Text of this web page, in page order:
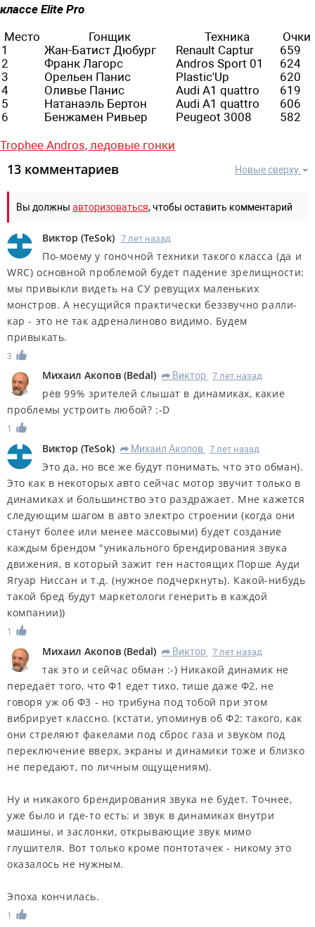
классе Elite Pro
Место
Гонщик Техника
Очки
1
Жан-Батист Дюбург Renault Captur
659
2
Франк Лагорс Andros Sport 01
624
3
Орельен Панис Plastiс'Up
620
4
Оливье Панис Audi A1 quattro
619
5
Натанаэль Бертон Audi A1 quattro
606
6
Бенжамен Ривьер Peugeot 3008
582
Trophee Andros, ледовые гонки
Новые сверху
13 комментариев
Вы должны авторизоваться, чтобы оставить комментарий
Виктор (TeSok) 7 лет назад
По-моему у гоночной техники такого класса (да и
WRC) основной проблемой будет падение зрелищности:
мы привыкли видеть на СУ ревущих маленьких
монстров. А несущийся практически беззвучно ралли-
кар - это не так адреналиново видимо. Будем
привыкать.
3
Михаил Акопов (Bedal) R Виктор 7 лет назад
рёв 99% зрителей слышат в динамиках, какие
проблемы устроить любой? :-D
1
Виктор (TeSok) R Михаил Акопов 7 лет назад
Это да, но все же будут понимать, что это обман).
Это как в некоторых авто сейчас мотор звучит только в
динамиках и большинство это раздражает. Мне кажется
следующим шагом в авто электро строении (когда они
станут более или менее массовыми) будет создание
каждым брендом "уникального брендирования звука
движения, в который зажит ген настоящих Порше Ауди
Ягуар Ниссан и т.д. (нужное подчеркнуть). Какой-нибудь
такой бред будут маркетологи генерить в каждой
компании))
1
Михаил Акопов (Bedal) R Виктор 7 лет назад
так это и сейчас обман :-) Никакой динамик не
передаёт того, что Ф1 едет тихо, тише даже Ф2, не
говоря уж об Ф3 - но трибуна под тобой при этом
вибрирует классно. (кстати, упоминув об Ф2: такого, как
они стреляют факелами под сброс газа и звуком под
переключение вверх, экраны и динамики тоже и близко
не передают, по личным ощущениям).
Ну и никакого брендирования звука не будет. Точнее,
уже было и где-то есть: и звук в динамиках внутри
машины, и заслонки, открывающие звук мимо
глушителя. Вот только кроме понтотачек - никому это
оказалось не нужным.
Эпоха кончилась.
1